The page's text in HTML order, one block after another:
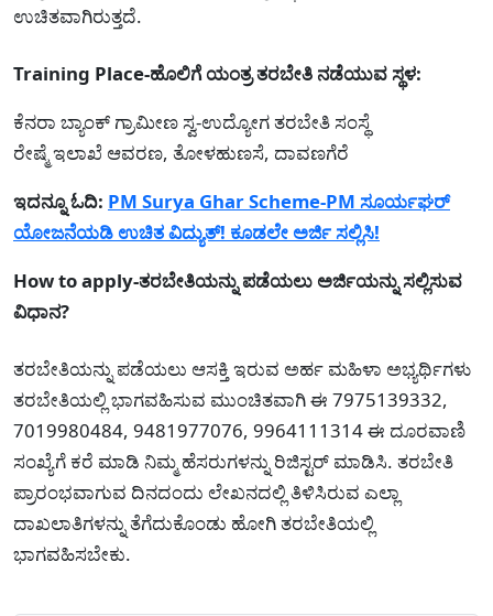
ಉಚಿತವಾಗಿರುತ್ತದೆ.
Training Place-ಹೊಲಿಗೆ ಯಂತ್ರ ತರಬೇತಿ ನಡೆಯುವ ಸ್ಥಳ:
ಕೆನರಾ ಬ್ಯಾಂಕ್ ಗ್ರಾಮೀಣ ಸ್ವ-ಉದ್ಯೋಗ ತರಬೇತಿ ಸಂಸ್ಥೆ
ರೇಷ್ಮೆ ಇಲಾಖೆ ಆವರಣ, ತೋಳಹುಣಸೆ, ದಾವಣಗೆರೆ
ಇದನ್ನೂ ಓದಿ: PM Surya Ghar Scheme-PM ಸೂರ್ಯಘರ್
ಯೋಜನೆಯಡಿ ಉಚಿತ ವಿದ್ಯುತ್! ಕೂಡಲೇ ಅರ್ಜಿ ಸಲ್ಲಿಸಿ!
How to apply-ತರಬೇತಿಯನ್ನು ಪಡೆಯಲು ಅರ್ಜಿಯನ್ನು ಸಲ್ಲಿಸುವ
ವಿಧಾನ?
ತರಬೇತಿಯನ್ನು ಪಡೆಯಲು ಆಸಕ್ತಿ ಇರುವ ಅರ್ಹ ಮಹಿಳಾ ಅಭ್ಯರ್ಥಿಗಳು
ತರಬೇತಿಯಲ್ಲಿ ಭಾಗವಹಿಸುವ ಮುಂಚಿತವಾಗಿ ಈ 7975139332,
7019980484, 9481977076, 9964111314 ಈ ದೂರವಾಣಿ
ಸಂಖ್ಯೆಗೆ ಕರೆ ಮಾಡಿ ನಿಮ್ಮ ಹೆಸರುಗಳನ್ನು ರಿಜಿಸ್ಟರ್ ಮಾಡಿಸಿ. ತರಬೇತಿ
ಪ್ರಾರಂಭವಾಗುವ ದಿನದಂದು ಲೇಖನದಲ್ಲಿ ತಿಳಿಸಿರುವ ಎಲ್ಲಾ
ದಾಖಲಾತಿಗಳನ್ನು ತೆಗೆದುಕೊಂಡು ಹೋಗಿ ತರಬೇತಿಯಲ್ಲಿ
ಭಾಗವಹಿಸಬೇಕು.